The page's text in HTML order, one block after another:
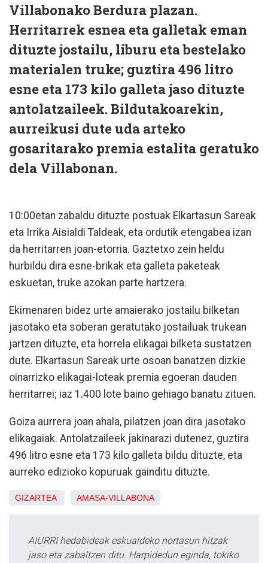
Villabonako Berdura plazan.
Herritarrek esnea eta galletak eman
dituzte jostailu, liburu eta bestelako
materialen truke; guztira 496 litro
esne eta 173 kilo galleta jaso dituzte
antolatzaileek. Bildutakoarekin,
aurreikusi dute uda arteko
gosaritarako premia estalita geratuko
dela Villabonan.
10:00etan zabaldu dituzte postuak Elkartasun Sareak
eta Irrika Aisialdi Taldeak, eta ordutik etengabea izan
da herritarren joan-etorria. Gaztetxo zein heldu
hurbildu dira esne-brikak eta galleta paketeak
eskuetan, truke azokan parte hartzera.
Ekimenaren bidez urte amaierako jostailu bilketan
jasotako eta soberan geratutako jostailuak trukean
jartzen dituzte, eta horrela elikagai bilketa sustatzen
dute. Elkartasun Sareak urte osoan banatzen dizkie
oinarrizko elikagai-loteak premia egoeran dauden
herritarrei; iaz 1.400 lote baino gehiago banatu zituen.
Goiza aurrera joan ahala, pilatzen joan dira jasotako
elikagaiak. Antolatzaileek jakinarazi dutenez, guztira
496 litro esne eta 173 kilo galleta bildu dituzte, eta
aurreko edizioko kopuruak gainditu dituzte.
GIZARTEA AMASA-VILLABONA
AIURRI hedabideak eskualdeko nortasun hitzak
jaso eta zabaltzen ditu. Harpidedun eginda, tokiko